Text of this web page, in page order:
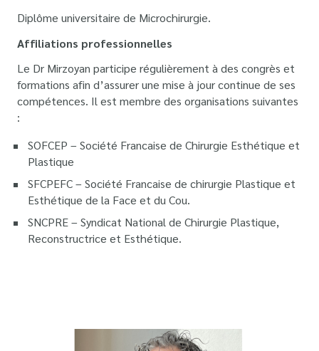
Diplôme universitaire de Microchirurgie.
Affiliations professionnelles
Le Dr Mirzoyan participe régulièrement à des congrès et
formations afin d’assurer une mise à jour continue de ses
compétences. Il est membre des organisations suivantes
:
SOFCEP – Société Francaise de Chirurgie Esthétique et
Plastique
SFCPEFC – Société Francaise de chirurgie Plastique et
Esthétique de la Face et du Cou.
SNCPRE – Syndicat National de Chirurgie Plastique,
Reconstructrice et Esthétique.